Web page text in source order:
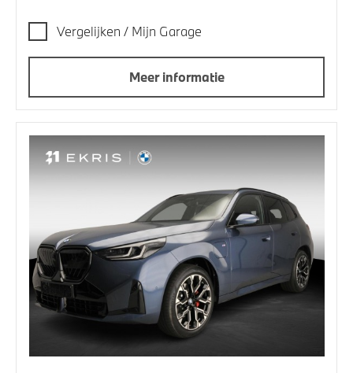
Vergelijken / Mijn Garage
Meer informatie